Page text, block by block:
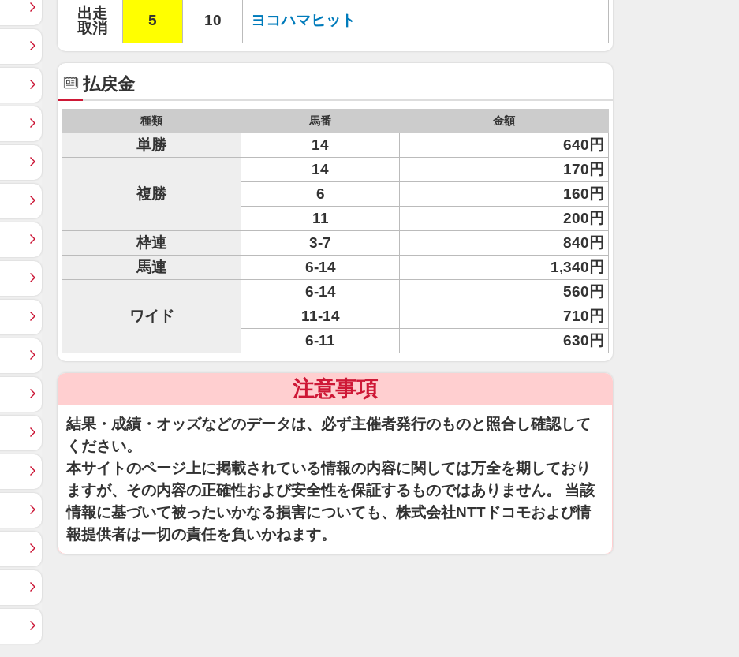
出走
取消
5 10 ヨコハマヒット
払戻金
種類 馬番 金額
単勝 14 640円
複勝
14
170円
6
160円
11
200円
枠連
3-7
840円
馬連
6-14 1,340円
ワイド
6-14
560円
11-14
710円
6-11
630円
注意事項
結果・成績・オッズなどのデータは、必ず主催者発行のものと照合し確認して
ください。
本サイトのページ上に掲載されている情報の内容に関しては万全を期しており
ますが、その内容の正確性および安全性を保証するものではありません。 当該
情報に基づいて被ったいかなる損害についても、株式会社NTTドコモおよび情
報提供者は一切の責任を負いかねます。